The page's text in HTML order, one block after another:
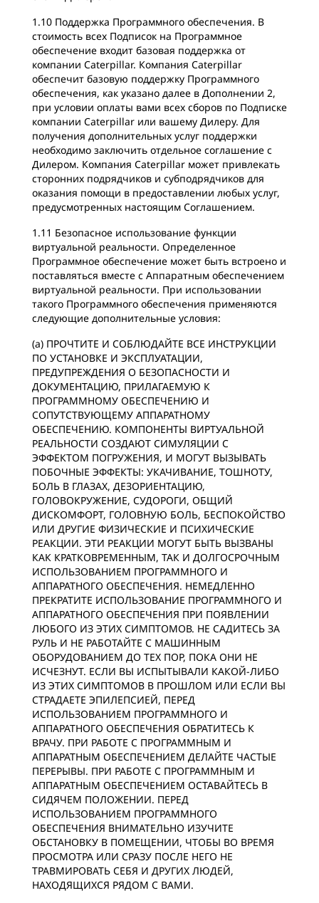
1.10 Поддержка Программного обеспечения. В
стоимость всех Подписок на Программное
обеспечение входит базовая поддержка от
компании Caterpillar. Компания Caterpillar
обеспечит базовую поддержку Программного
обеспечения, как указано далее в Дополнении 2,
при условии оплаты вами всех сборов по Подписке
компании Caterpillar или вашему Дилеру. Для
получения дополнительных услуг поддержки
необходимо заключить отдельное соглашение с
Дилером. Компания Caterpillar может привлекать
сторонних подрядчиков и субподрядчиков для
оказания помощи в предоставлении любых услуг,
предусмотренных настоящим Соглашением.
1.11 Безопасное использование функции
виртуальной реальности. Определенное
Программное обеспечение может быть встроено и
поставляться вместе с Аппаратным обеспечением
виртуальной реальности. При использовании
такого Программного обеспечения применяются
следующие дополнительные условия:
(a) ПРОЧТИТЕ И СОБЛЮДАЙТЕ ВСЕ ИНСТРУКЦИИ
ПО УСТАНОВКЕ И ЭКСПЛУАТАЦИИ,
ПРЕДУПРЕЖДЕНИЯ О БЕЗОПАСНОСТИ И
ДОКУМЕНТАЦИЮ, ПРИЛАГАЕМУЮ К
ПРОГРАММНОМУ ОБЕСПЕЧЕНИЮ И
СОПУТСТВУЮЩЕМУ АППАРАТНОМУ
ОБЕСПЕЧЕНИЮ. КОМПОНЕНТЫ ВИРТУАЛЬНОЙ
РЕАЛЬНОСТИ СОЗДАЮТ СИМУЛЯЦИИ С
ЭФФЕКТОМ ПОГРУЖЕНИЯ, И МОГУТ ВЫЗЫВАТЬ
ПОБОЧНЫЕ ЭФФЕКТЫ: УКАЧИВАНИЕ, ТОШНОТУ,
БОЛЬ В ГЛАЗАХ, ДЕЗОРИЕНТАЦИЮ,
ГОЛОВОКРУЖЕНИЕ, СУДОРОГИ, ОБЩИЙ
ДИСКОМФОРТ, ГОЛОВНУЮ БОЛЬ, БЕСПОКОЙСТВО
ИЛИ ДРУГИЕ ФИЗИЧЕСКИЕ И ПСИХИЧЕСКИЕ
РЕАКЦИИ. ЭТИ РЕАКЦИИ МОГУТ БЫТЬ ВЫЗВАНЫ
КАК КРАТКОВРЕМЕННЫМ, ТАК И ДОЛГОСРОЧНЫМ
ИСПОЛЬЗОВАНИЕМ ПРОГРАММНОГО И
АППАРАТНОГО ОБЕСПЕЧЕНИЯ. НЕМЕДЛЕННО
ПРЕКРАТИТЕ ИСПОЛЬЗОВАНИЕ ПРОГРАММНОГО И
АППАРАТНОГО ОБЕСПЕЧЕНИЯ ПРИ ПОЯВЛЕНИИ
ЛЮБОГО ИЗ ЭТИХ СИМПТОМОВ. НЕ САДИТЕСЬ ЗА
РУЛЬ И НЕ РАБОТАЙТЕ С МАШИННЫМ
ОБОРУДОВАНИЕМ ДО ТЕХ ПОР, ПОКА ОНИ НЕ
ИСЧЕЗНУТ. ЕСЛИ ВЫ ИСПЫТЫВАЛИ КАКОЙ-ЛИБО
ИЗ ЭТИХ СИМПТОМОВ В ПРОШЛОМ ИЛИ ЕСЛИ ВЫ
СТРАДАЕТЕ ЭПИЛЕПСИЕЙ, ПЕРЕД
ИСПОЛЬЗОВАНИЕМ ПРОГРАММНОГО И
АППАРАТНОГО ОБЕСПЕЧЕНИЯ ОБРАТИТЕСЬ К
ВРАЧУ. ПРИ РАБОТЕ С ПРОГРАММНЫМ И
АППАРАТНЫМ ОБЕСПЕЧЕНИЕМ ДЕЛАЙТЕ ЧАСТЫЕ
ПЕРЕРЫВЫ. ПРИ РАБОТЕ С ПРОГРАММНЫМ И
АППАРАТНЫМ ОБЕСПЕЧЕНИЕМ ОСТАВАЙТЕСЬ В
СИДЯЧЕМ ПОЛОЖЕНИИ. ПЕРЕД
ИСПОЛЬЗОВАНИЕМ ПРОГРАММНОГО
ОБЕСПЕЧЕНИЯ ВНИМАТЕЛЬНО ИЗУЧИТЕ
ОБСТАНОВКУ В ПОМЕЩЕНИИ, ЧТОБЫ ВО ВРЕМЯ
ПРОСМОТРА ИЛИ СРАЗУ ПОСЛЕ НЕГО НЕ
ТРАВМИРОВАТЬ СЕБЯ И ДРУГИХ ЛЮДЕЙ,
НАХОДЯЩИХСЯ РЯДОМ С ВАМИ.